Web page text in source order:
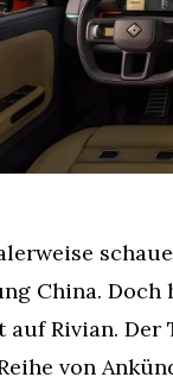
China. Doch
auf Rivian.
von